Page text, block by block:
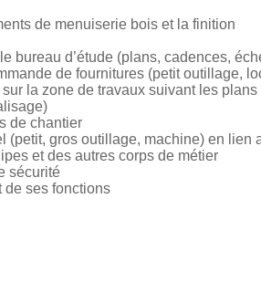
de menuiserie bois et la finition
bureau d’étude (plans, cadences,
de fournitures (petit outillage,
la zone de travaux suivant les
de chantier
gros outillage, machine) en lien
et des autres corps de métier
sécurité
de ses fonctions